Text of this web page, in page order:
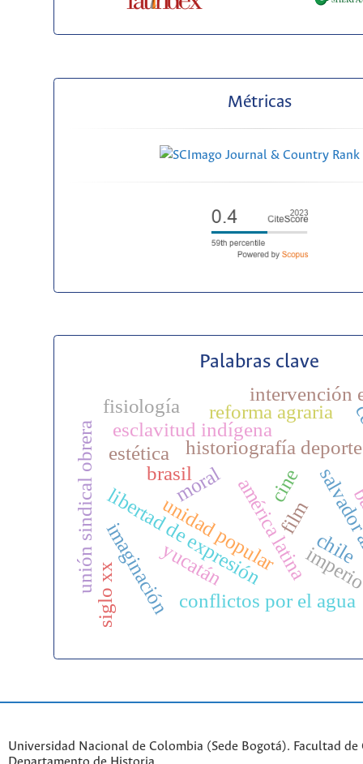
Métricas
Palabras clave
historiografía deporte
américa latina
cine
film
chile
unidad popular
libertad de expresión
imaginación
moral
unión sindical obrera esclavitud indígena
conflictos por el agua
intervención
reforma agraria
siglo xx yucatán
brasil
estética
fisiología
Universidad Nacional de Colombia (Sede Bogotá). Facultad de